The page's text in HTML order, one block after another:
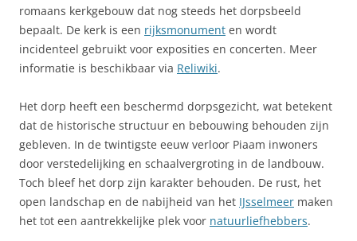
romaans kerkgebouw dat nog steeds het dorpsbeeld
bepaalt. De kerk is een rijksmonument en wordt
incidenteel gebruikt voor exposities en concerten. Meer
informatie is beschikbaar via Reliwiki.
Het dorp heeft een beschermd dorpsgezicht, wat betekent
dat de historische structuur en bebouwing behouden zijn
gebleven. In de twintigste eeuw verloor Piaam inwoners
door verstedelijking en schaalvergroting in de landbouw.
Toch bleef het dorp zijn karakter behouden. De rust, het
open landschap en de nabijheid van het IJsselmeer maken
het tot een aantrekkelijke plek voor natuurliefhebbers.